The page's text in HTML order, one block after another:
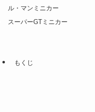
ル・マンミニカー
スーパーGTミニカー
もくじ